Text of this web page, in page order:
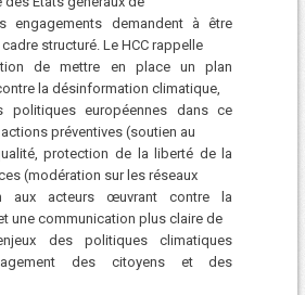
engagements demandent à être
structuré. Le HCC rappelle
de mettre en place un plan
la désinformation climatique,
politiques européennes dans ce
préventives (soutien au
protection de la liberté de la
(modération sur les réseaux
aux acteurs œuvrant contre la
une communication plus claire de
des politiques climatiques
des citoyens et des